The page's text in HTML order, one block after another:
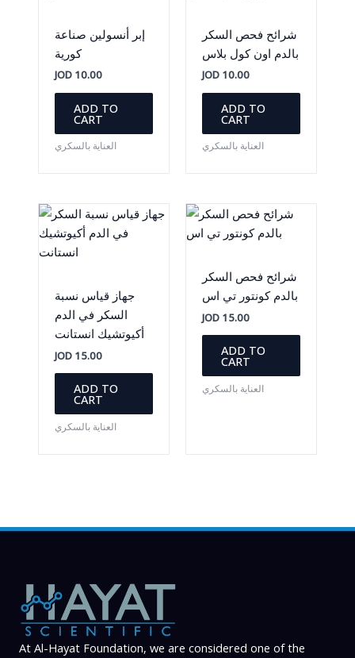
إبر أنسولين صناعة
كورية
JOD10.00
ADD TO
CART
العناية بالسكري
شرائح فحص السكر
بالدم اون كول بلاس
JOD 10.00
ADD TO
CART
العناية بالسكري
جهاز قياس نسبة
السكر في الدم
أكيوتشيك انستانت
JOD15.00
ADD TO
CART
العناية بالسكري
شرائح فحص السكر
بالدم كونتور تي اس
JOD 15.00
ADD TO
CART
العناية بالسكري
At Al-Hayat Foundation, we are considered one of the